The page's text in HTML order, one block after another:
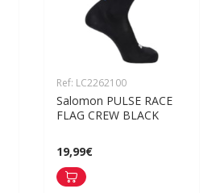
Ref: LC2262100
Salomon PULSE RACE
FLAG CREW BLACK
19,99€